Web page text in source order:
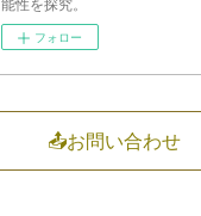
フォロー
📤お問い合わせ